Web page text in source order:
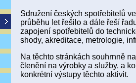
Sdružení českých spotřebitelů
průběhu let řešilo a dále řeší
zapojení spotřebitelů do
shody, akreditace, metrologie,
Na těchto stránkách souhrnně
členění na výrobky a služby, a
konkrétní výstupy těchto aktivit.